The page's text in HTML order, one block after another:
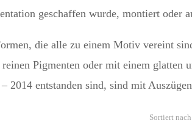
geschaffen wurde, montiert oder
die alle zu einem Motiv vereint
Pigmenten oder mit einem glatten
entstanden sind, sind mit
Sortiert nach